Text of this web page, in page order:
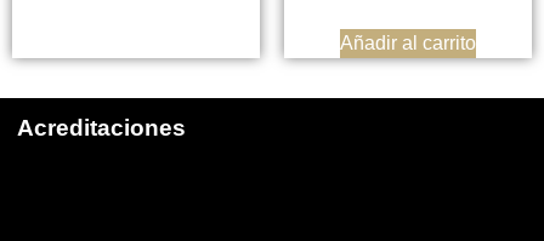
Añadir al carrito
Acreditaciones